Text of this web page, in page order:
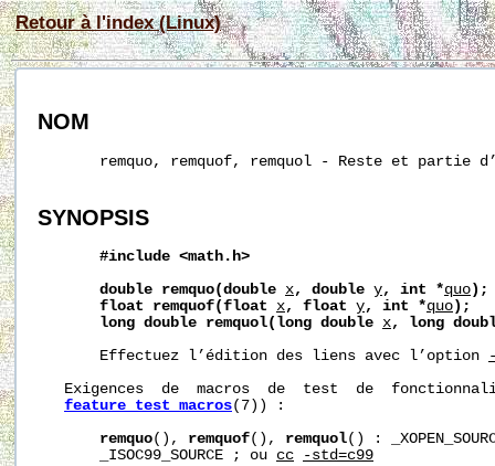
Retour à l'index (Linux)
NOM
remquo, remquof, remquol - Reste et partie
SYNOPSIS
#include <math.h>
double remquo(double x, double y, int *quo );
float
remquof(float x, float y, int *quo );
long double remquol(long double x, long
       Effectuez l’édition des liens avec l’option
Exigences  de  macros  de  test  de
feature_test_macros(7)) :
remquo(), remquof(), remquol() :
       _ISOC99_SOURCE ; ou
cc
-std=c99